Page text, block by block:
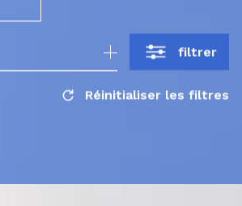
filtrer
Réinitialiser les filtres